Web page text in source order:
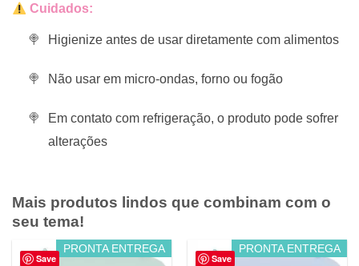
Cuidados:
Higienize antes de usar diretamente com alimentos
Não usar em micro-ondas, forno ou fogão
Em contato com refrigeração, o produto pode sofrer
alterações
Mais produtos lindos que combinam com o
seu tema!
Save
PRONTA ENTREGA
Save
PRONTA ENTREGA